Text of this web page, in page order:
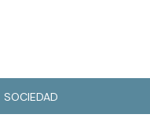
SOCIEDAD